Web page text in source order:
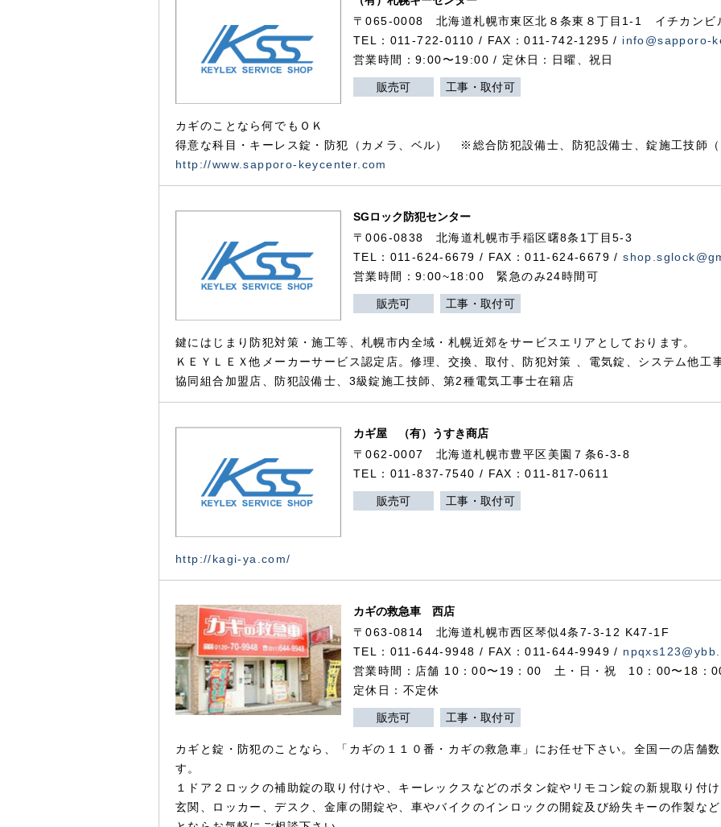
〒065-0008 北海道札幌市東区北８条東８丁目1-1 イチカンビ
TEL：011-722-0110 / FAX：011-742-1295 / info@sapporo-
営業時間：9:00〜19:00 / 定休日：日曜、祝日
販売可 工事・取付可
カギのことなら何でもＯＫ
得意な科目・キーレス錠・防犯（カメラ、ベル） ※総合防犯設備士、防犯設備士、錠施工技師
http://www.sapporo-keycenter.com
SGロック防犯センター
〒006-0838 北海道札幌市手稲区曙8条1丁目5-3
TEL：011-624-6679 / FAX：011-624-6679 /
営業時間：9:00~18:00 緊急のみ24時間可
販売可 工事・取付可
鍵にはじまり防犯対策・施工等、札幌市内全域・札幌近郊をサービスエリアとしております。
ＫＥＹＬＥＸ他メーカーサービス認定店。修理、交換、取付、防犯対策 、電気錠、システム他工
協同組合加盟店、防犯設備士、3級錠施工技師、第2種電気工事士在籍店
カギ屋 （有）うすき商店
〒062-0007 北海道札幌市豊平区美園７条6-3-8
TEL：011-837-7540 / FAX：011-817-0611
販売可 工事・取付可
http://kagi-ya.com/
カギの救急車 西店
〒063-0814 北海道札幌市西区琴似4条7-3-12 K47-1F
TEL：011-644-9948 / FAX：011-644-9949 /
営業時間：店舗 10：00〜19：00 土・日・祝 10：00〜18：
定休日：不定休
販売可 工事・取付可
カギと錠・防犯のことなら、「カギの１１０番・カギの救急車」にお任せ下さい。全国一の店舗
す。
１ドア２ロックの補助錠の取り付けや、キーレックスなどのボタン錠やリモコン錠の新規取り付
玄関、ロッカー、デスク、金庫の開錠や、車やバイクのインロックの開錠及び紛失キーの作製な